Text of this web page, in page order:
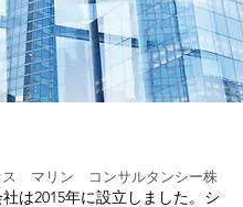
ス マリン コンサルタンシー株
は2015年に設立しました。シ